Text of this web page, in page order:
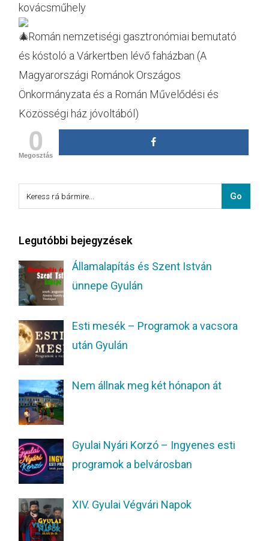
kovácsműhely
Román nemzetiségi gasztronómiai bemutató
és kóstoló a Várkertben lévő faházban (A
Magyarországi Románok Országos
Önkormányzata és a Román Művelődési és
Közösségi ház jóvoltából)
0
Megosztás
Legutóbbi bejegyzések
Államalapítás és Szent István
ünnepe Gyulán
Esti mesék – Programok a vacsora
után Gyulán
Nem állnak meg két hónapon át
Gyulai Nyári Korzó – Ingyenes esti
programok a belvárosban
XIV. Gyulai Végvári Napok